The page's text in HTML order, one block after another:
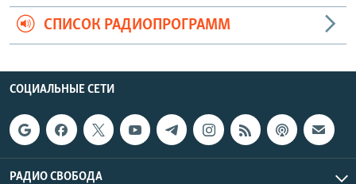
СПИСОК РАДИОПРОГРАММ
СОЦИАЛЬНЫЕ СЕТИ
РАДИО СВОБОДА